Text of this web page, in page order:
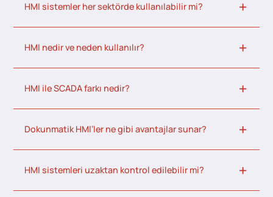
HMI sistemler her sektörde kullanılabilir mi?
HMI nedir ve neden kullanılır?
HMI ile SCADA farkı nedir?
Dokunmatik HMI’ler ne gibi avantajlar sunar?
HMI sistemleri uzaktan kontrol edilebilir mi?